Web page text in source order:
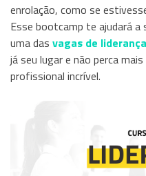
enrolação, como se
Esse bootcamp te ajudará a
uma das vagas de
já seu lugar e não perca
profissional incrível.